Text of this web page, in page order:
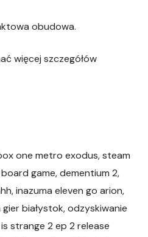
obudowa.
więcej szczegółów
one metro exodus, steam
game, dementium 2,
inazuma eleven go arion,
białystok, odzyskiwanie
strange 2 ep 2 release